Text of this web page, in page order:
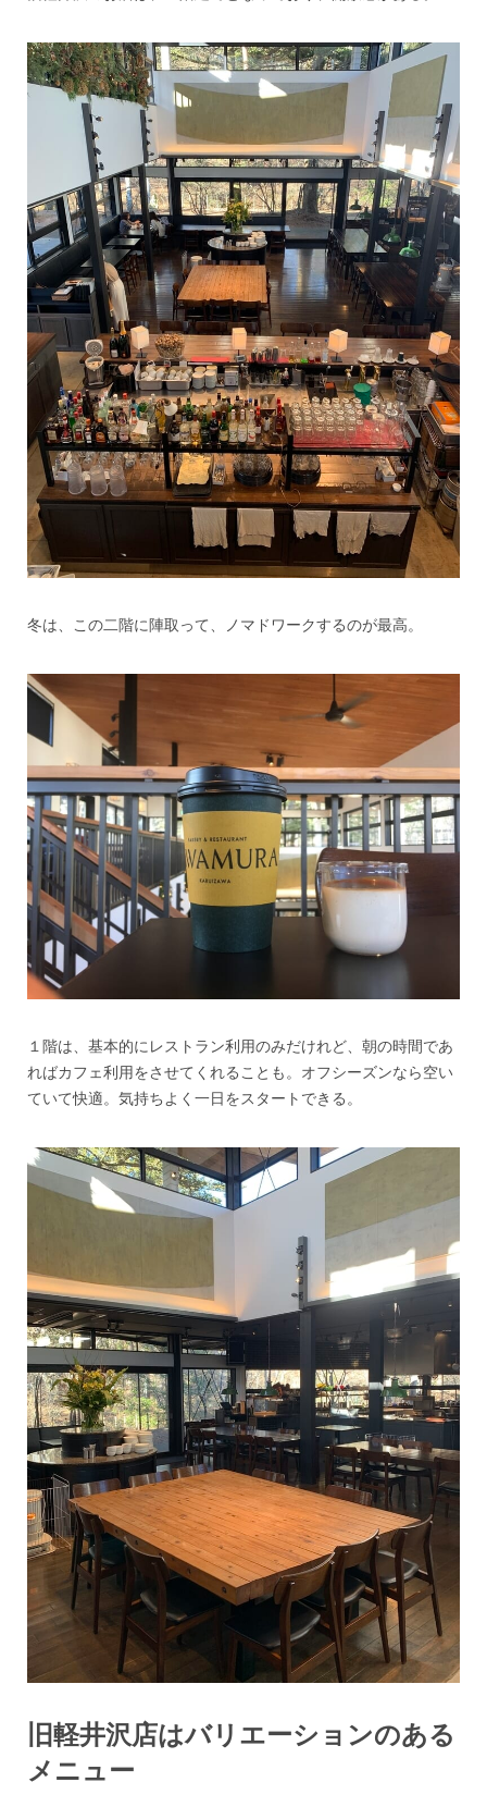
冬は、この二階に陣取って、ノマドワークするのが最高。
１階は、基本的にレストラン利用のみだけれど、朝の時間であ
ればカフェ利用をさせてくれることも。オフシーズンなら空い
ていて快適。気持ちよく一日をスタートできる。
旧軽井沢店はバリエーションのある
メニュー